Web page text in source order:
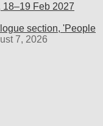
18–19 Feb 2027
section, 'People
7, 2026